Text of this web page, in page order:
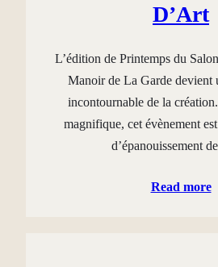
D’Art
L’édition de Printemps du
Manoir de La Garde devient
incontournable de la
magnifique, cet évènement
d’épanouissement
Read more